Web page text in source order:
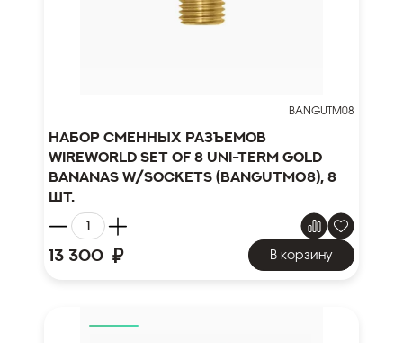
BANGUTM08
Набор сменных разъемов
WireWorld Set of 8 Uni-Term Gold
Bananas w/Sockets (BANGUTM08), 8
шт.
13 300 ₽ В корзину